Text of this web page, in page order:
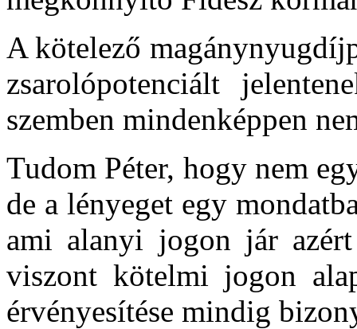
A kötelező
zsarolópotenciált
szemben mindenképpen
Tudom Péter, hogy nem
de a lényeget egy
ami alanyi jogon jár
viszont kötelmi jogon
érvényesítése mindig